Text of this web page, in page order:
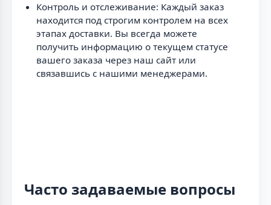
Контроль и отслеживание: Каждый заказ
находится под строгим контролем на всех
этапах доставки. Вы всегда можете
получить информацию о текущем статусе
вашего заказа через наш сайт или
связавшись с нашими менеджерами.
Часто задаваемые вопросы